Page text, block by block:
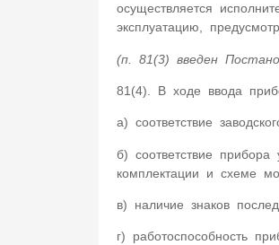
осуществляется
эксплуатацию,
(п. 81(3) введен
81(4). В ходе ввода
а) соответствие
б) соответствие прибора
комплектации и схеме
в) наличие знаков
г) работоспособность